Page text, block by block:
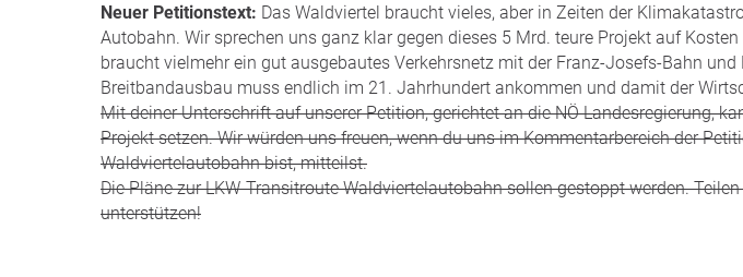
Neuer Petitionstext: Das Waldviertel braucht vieles, aber in Zeiten der
Autobahn. Wir sprechen uns ganz klar gegen dieses 5 Mrd. teure Projekt auf
braucht vielmehr ein gut ausgebautes Verkehrsnetz mit der Franz-Josefs-Bahn
Breitbandausbau muss endlich im 21. Jahrhundert ankommen und damit der
Mit deiner Unterschrift auf unserer Petition​, gerichtet an die NÖ Landesregierung,
Projekt setzen. Wir würden uns freuen, wenn du uns im Kommentarbereich der
Waldviertelautobahn bist, mitteilst.
Die Pläne zur LKW-Transitroute Waldviertelautobahn sollen gestoppt werden.
unterstützen!